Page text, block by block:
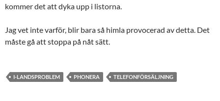
kommer det att dyka upp i listorna.
Jag vet inte varför, blir bara så himla provocerad av detta. Det
måste gå att stoppa på nåt sätt.
I-LANDSPROBLEM PHONERA TELEFONFÖRSÄLJNING